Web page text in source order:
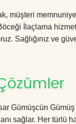
müşteri
İlaçlama
Sağlığınız ve
Gümüşcün
sağlar. Her türlü